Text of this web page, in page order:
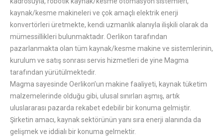
kaynak/kesme makineleri ve çok amaçlı elektrik enerji
konvertörleri üretmekte, kendi uzmanlık alanıyla ilişkili olarak da
mümessillikleri bulunmaktadır. Oerlikon tarafından
pazarlanmakta olan tüm kaynak/kesme makine ve sistemlerinin,
kurulum ve satış sonrası servis hizmetleri de yine Magma
tarafından yürütülmektedir.
Magma sayesinde Oerlikon’un makine faaliyeti, kaynak tüketim
malzemelerinde olduğu gibi, ulusal sınırları aşmış, artık
uluslararası pazarda rekabet edebilir bir konuma gelmiştir.
Şirketin amacı, kaynak sektörünün yanı sıra enerji alanında da
gelişmek ve iddialı bir konuma gelmektir.